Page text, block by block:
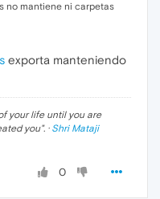
no mantiene ni carpetas
exporta manteniendo
your life until you are
you". · Shri Mataji
0